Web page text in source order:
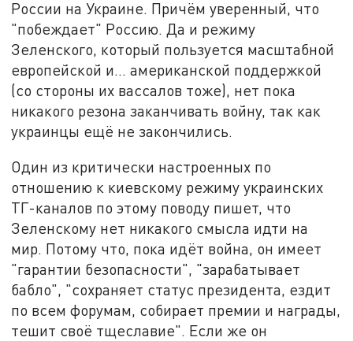
России на Украине. Причём уверенный, что
"побеждает" Россию. Да и режиму
Зеленского, который пользуется масштабной
европейской и… американской поддержкой
(со стороны их вассалов тоже), нет пока
никакого резона заканчивать войну, так как
украинцы ещё не закончились.
Один из критически настроенных по
отношению к киевскому режиму украинских
ТГ-каналов по этому поводу пишет, что
Зеленскому нет никакого смысла идти на
мир. Потому что, пока идёт война, он имеет
"гарантии безопасности", "зарабатывает
бабло", "сохраняет статус президента, ездит
по всем форумам, собирает премии и награды,
тешит своё тщеславие". Если же он